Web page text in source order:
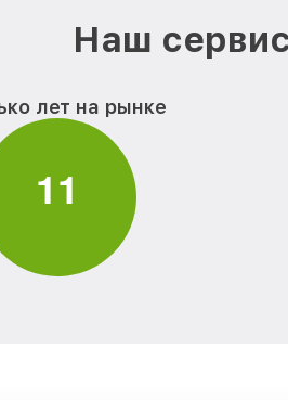
Наш
лет на рынке
11